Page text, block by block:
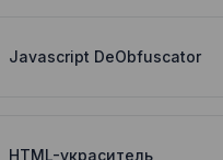
Javascript DeObfuscator
HTML-украситель